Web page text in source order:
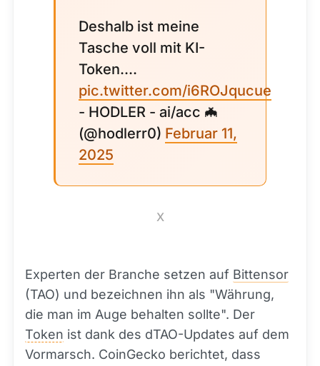
Deshalb ist meine
Tasche voll mit KI-
Token....
pic.twitter.com/i6ROJqucue
- HODLER - ai/acc 🦇
(@hodlerr0) Februar 11,
2025
X
Experten der Branche setzen auf Bittensor
(TAO) und bezeichnen ihn als "Währung,
die man im Auge behalten sollte". Der
Token ist dank des dTAO-Updates auf dem
Vormarsch. CoinGecko berichtet, dass